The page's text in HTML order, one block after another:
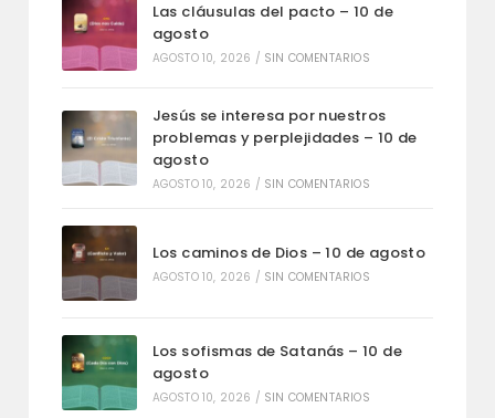
Las cláusulas del pacto – 10 de
agosto
AGOSTO 10, 2026 / SIN COMENTARIOS
Jesús se interesa por nuestros
problemas y perplejidades – 10 de
agosto
AGOSTO 10, 2026 / SIN COMENTARIOS
Los caminos de Dios – 10 de agosto
AGOSTO 10, 2026 / SIN COMENTARIOS
Los sofismas de Satanás – 10 de
agosto
AGOSTO 10, 2026 / SIN COMENTARIOS